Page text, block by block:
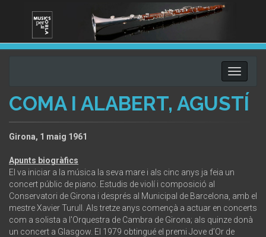
Toggle
COMA I ALABERT, AGUSTÍ
Girona, 1 maig 1961
Apunts biogràfics
El va iniciar a la música la seva mare i als cinc anys ja feia un
concert públic de piano. Estudis de violí i composició al
Conservatori de Girona i després al Municipal de Barcelona, amb el
mestre Xavier Turull. Als tretze anys començà a actuar en concerts
com a solista a l'Orquestra de Cambra de Girona; als quinze donà
un concert a Glasgow. El 1979 obtingué el premi Jove d’Or de